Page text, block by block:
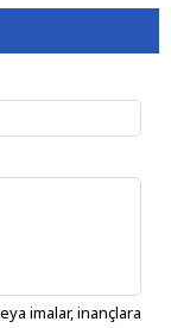
imalar, inançlara